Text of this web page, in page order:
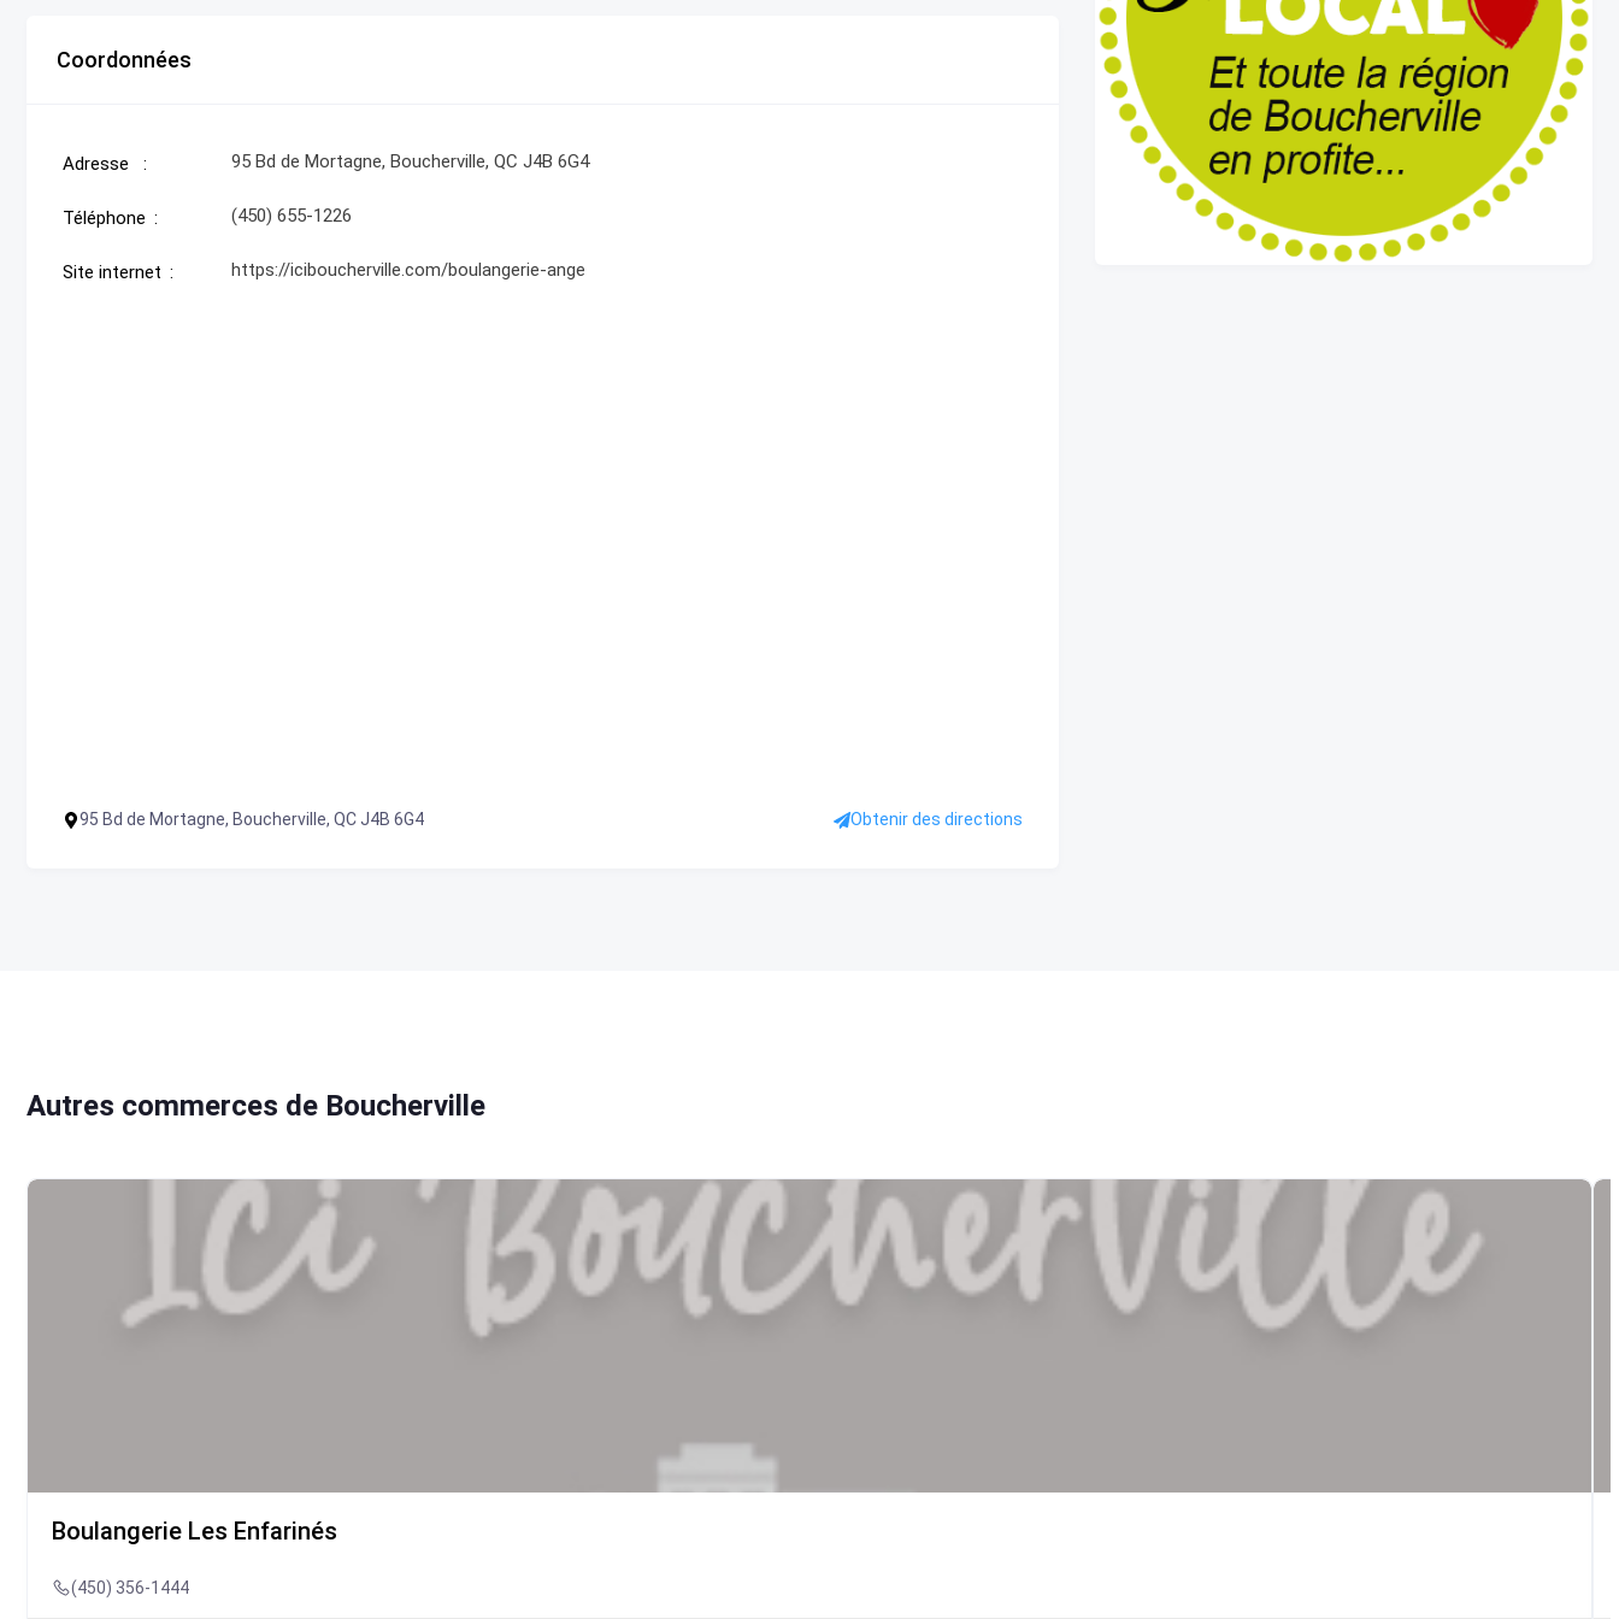
Coordonnées
Adresse 95 Bd de Mortagne, Boucherville, QC J4B 6G4
Téléphone (450) 655-1226
Site internet https://iciboucherville.com/boulangerie-ange
95 Bd de Mortagne, Boucherville, QC J4B 6G4 Obtenir des directions
Autres commerces de Boucherville
Boulangerie Les Enfarinés
(450) 356-1444